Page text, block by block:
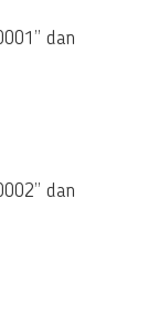
dan
dan